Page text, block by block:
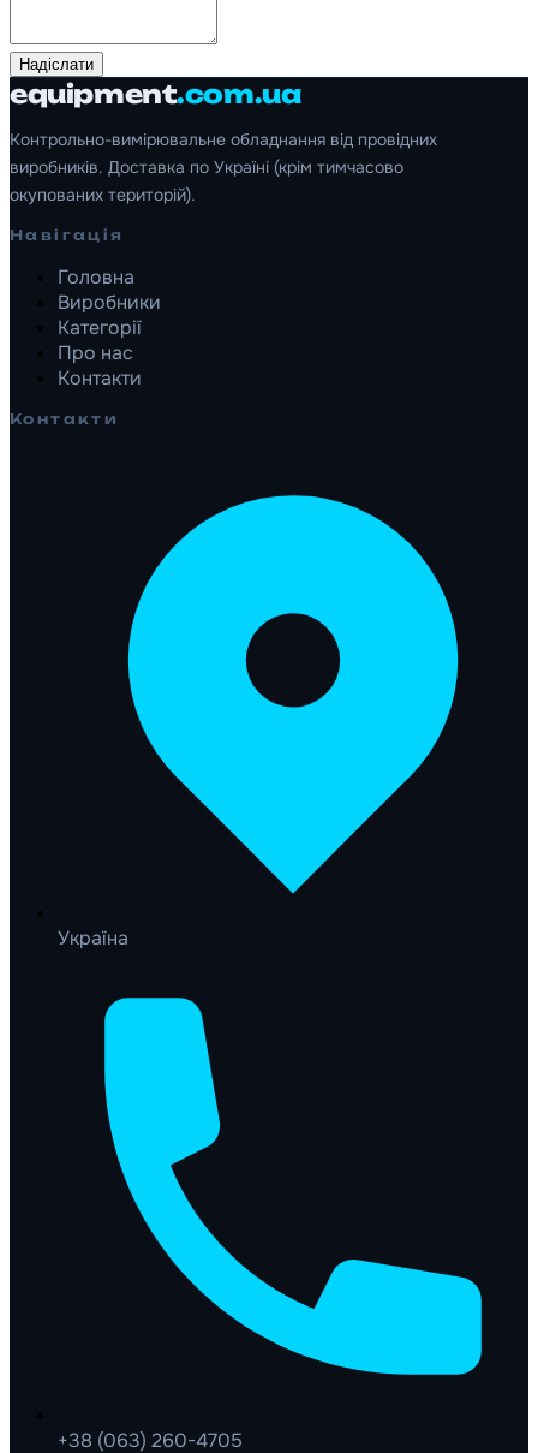
Надіслати
equipment.com.ua
Контрольно-вимірювальне обладнання від провідних
виробників. Доставка по Україні (крім тимчасово
окупованих територій).
Навігація
Головна
Виробники
Категорії
Про нас
Контакти
Контакти
Україна
+38 (063) 260-4705